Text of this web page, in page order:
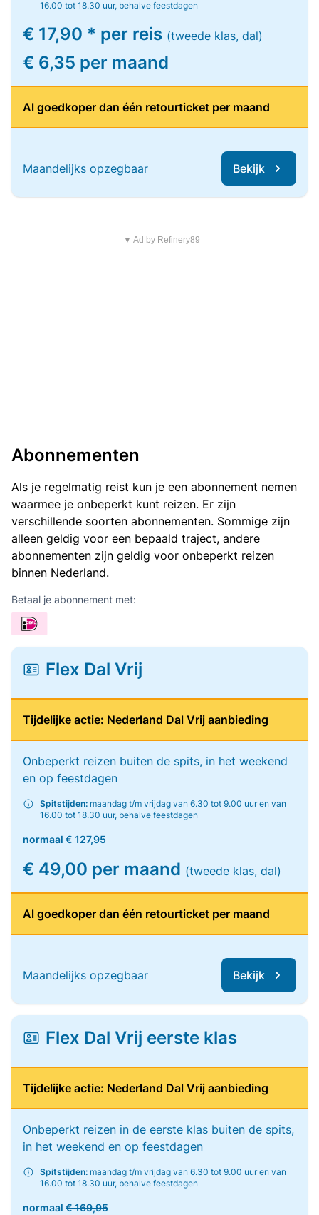
16.00 tot 18.30 uur, behalve feestdagen
€ 17,90 * per reis (tweede klas, dal)
€ 6,35 per maand
Al goedkoper dan één retourticket per maand
Maandelijks opzegbaar Bekijk
▼ Ad by Refinery89
Abonnementen
Als je regelmatig reist kun je een abonnement nemen
waarmee je onbeperkt kunt reizen. Er zijn
verschillende soorten abonnementen. Sommige zijn
alleen geldig voor een bepaald traject, andere
abonnementen zijn geldig voor onbeperkt reizen
binnen Nederland.
Betaal je abonnement met:
Flex Dal Vrij
Tijdelijke actie: Nederland Dal Vrij aanbieding
Onbeperkt reizen buiten de spits, in het weekend
en op feestdagen
Spitstijden: maandag t/m vrijdag van 6.30 tot 9.00 uur en van
16.00 tot 18.30 uur, behalve feestdagen
normaal € 127,95
€ 49,00 per maand (tweede klas, dal)
Al goedkoper dan één retourticket per maand
Maandelijks opzegbaar Bekijk
Flex Dal Vrij eerste klas
Tijdelijke actie: Nederland Dal Vrij aanbieding
Onbeperkt reizen in de eerste klas buiten de spits,
in het weekend en op feestdagen
Spitstijden: maandag t/m vrijdag van 6.30 tot 9.00 uur en van
16.00 tot 18.30 uur, behalve feestdagen
normaal € 169,95